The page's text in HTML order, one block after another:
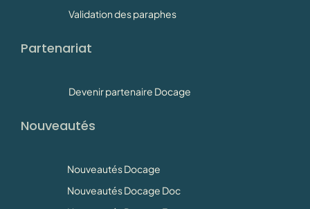
Validation des paraphes
Partenariat
Devenir partenaire Docage
Nouveautés
Nouveautés Docage
Nouveautés Docage Doc